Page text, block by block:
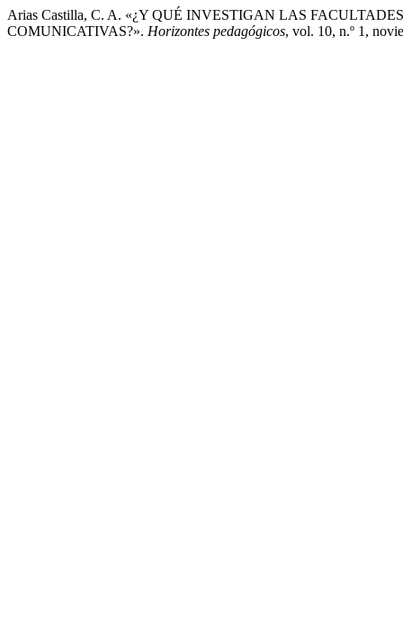
Arias Castilla, C. A. «¿Y QUÉ INVESTIGAN LAS
COMUNICATIVAS?». Horizontes pedagógicos, vol. 10, n.º 1,